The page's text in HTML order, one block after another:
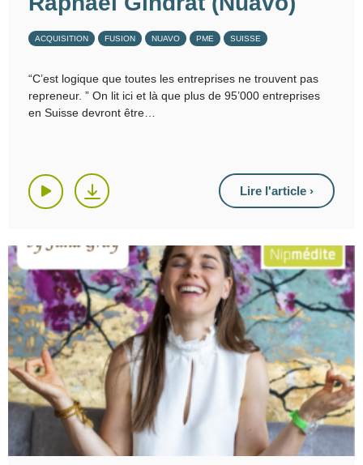
ACQUISITION FUSION NUAVO PME SUISSE
“C’est logique que toutes les entreprises ne trouvent pas
repreneur. ” On lit ici et là que plus de 95’000 entreprises
en Suisse devront être
Lire l'article ›